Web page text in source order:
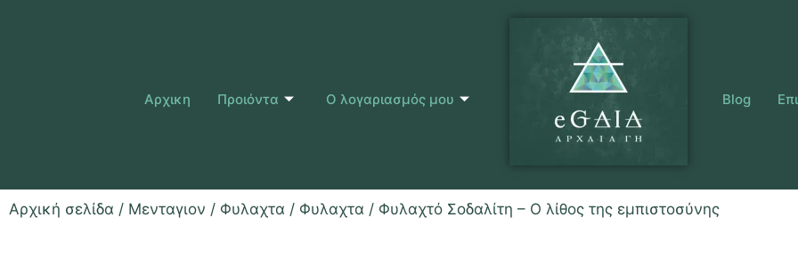
Αρχικη Προιόντα Ο λογαριασμός μου Blog
Αρχική σελίδα / Μενταγιον / Φυλαχτα / Φυλαχτα / Φυλαχτό Σοδαλίτη – Ο λίθος της εμπιστοσύνης